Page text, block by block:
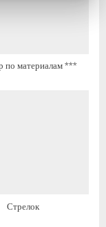
по материалам ***
Стрелок